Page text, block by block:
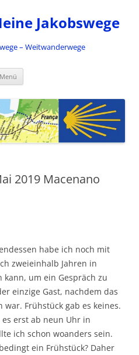
Jakobswege
– Weitwanderwege
Menü
2019 Macenano
habe ich noch mit
zweieinhalb Jahren in
kann, um ein Gespräch zu
einzige Gast, nachdem das
war. Frühstück gab es keines.
es erst ab neun Uhr in
ich schon woanders sein.
ein Frühstück? Daher